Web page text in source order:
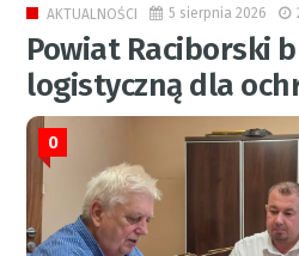
AKTUALNOŚCI 5 sierpnia 2026
Powiat Raciborski
logistyczną dla
0